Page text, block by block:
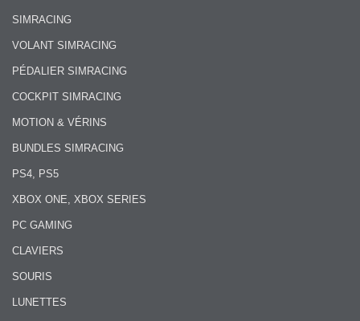
SIMRACING
VOLANT SIMRACING
PÉDALIER SIMRACING
COCKPIT SIMRACING
MOTION & VÉRINS
BUNDLES SIMRACING
PS4, PS5
XBOX ONE, XBOX SERIES
PC GAMING
CLAVIERS
SOURIS
LUNETTES